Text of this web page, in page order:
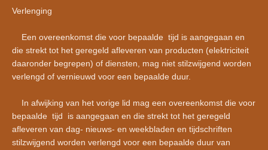
Verlenging
Een overeenkomst die voor bepaalde tijd is aangegaan en
die strekt tot het geregeld afleveren van producten (elektriciteit
daaronder begrepen) of diensten, mag niet stilzwijgend worden
verlengd of vernieuwd voor een bepaalde duur.
In afwijking van het vorige lid mag een overeenkomst die voor
bepaalde tijd is aangegaan en die strekt tot het geregeld
afleveren van dag- nieuws- en weekbladen en tijdschriften
stilzwijgend worden verlengd voor een bepaalde duur van